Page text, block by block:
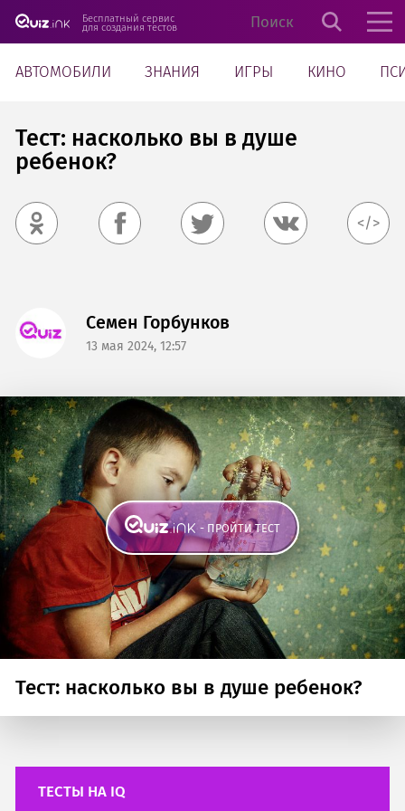
Бесплатный сервис
для создания тестов
АВТОМОБИЛИ ЗНАНИЯ ИГРЫ КИНО
Тест: насколько вы в душе
ребенок?
</>
Семен Горбунков
13 мая 2024, 12:57
- ПРОЙТИ ТЕСТ
Тест: насколько вы в душе ребенок?
ТЕСТЫ НА IQ